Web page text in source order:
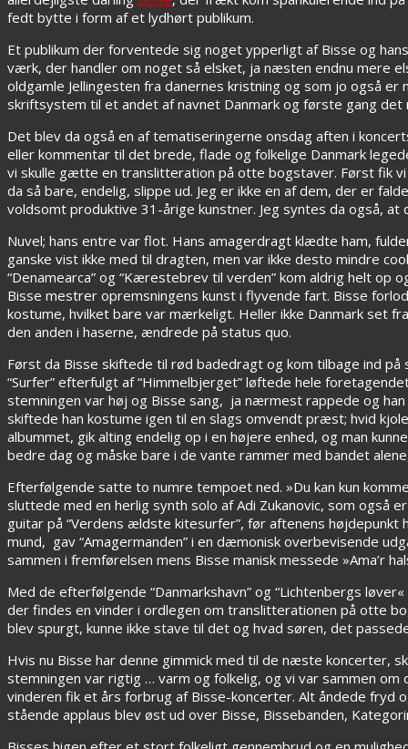
fedt bytte i form af et lydhørt publikum.
Et publikum der forventede sig noget ypperligt af Bisse og
værk, der handler om noget så elsket, ja næsten endnu mere
oldgamle Jellingesten fra danernes kristning og som jo også
skriftsystem til et andet af navnet Danmark og første gang
Det blev da også en af tematiseringerne onsdag aften i
eller kommentar til det brede, flade og folkelige Danmark
vi skulle gætte en translitteration på otte bogstaver. Først fik vi
da så bare, endelig, slippe ud. Jeg er ikke en af dem, der er
voldsomt produktive 31-årige kunstner. Jeg syntes da også,
Nuvel; hans entre var flot. Hans amagerdragt klædte ham,
ganske vist ikke med til dragten, men var ikke desto mindre
“Denamearca” og “Kærestebrev til verden” kom aldrig helt
Bisse mestrer opremsningens kunst i flyvende fart. Bisse
kostume, hvilket bare var mærkeligt. Heller ikke Danmark set
den anden i haserne, ændrede på status quo.
Først da Bisse skiftede til rød badedragt og kom tilbage ind
“Surfer” efterfulgt af “Himmelbjerget” løftede hele
stemningen var høj og Bisse sang, ja nærmest rappede og
skiftede han kostume igen til en slags omvendt præst; hvid
albummet, gik alting endelig op i en højere enhed, og man
bedre dag og måske bare i de vante rammer med bandet
Efterfølgende satte to numre tempoet ned. »Du kan kun
sluttede med en herlig synth solo af Adi Zukanovic, som også
guitar på “Verdens ældste kitesurfer”, før aftenens
mund, gav “Amagermanden” i en dæmonisk overbevisende
sammen i fremførelsen mens Bisse manisk messede »Ama’r
Med de efterfølgende “Danmarkshavn” og “Lichtenbergs
der findes en vinder i ordlegen om translitterationen på otte
blev spurgt, kunne ikke stave til det og hvad søren, det
Hvis nu Bisse har denne gimmick med til de næste koncerter,
stemningen var rigtig … varm og folkelig, og vi var sammen
vinderen fik et års forbrug af Bisse-koncerter. Alt åndede fryd
stående applaus blev øst ud over Bisse, Bissebanden,